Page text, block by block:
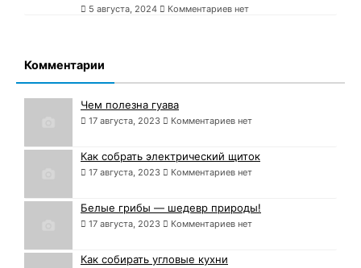
5 августа, 2024 Комментариев нет
Комментарии
Чем полезна гуава
17 августа, 2023 Комментариев нет
Как собрать электрический щиток
17 августа, 2023 Комментариев нет
Белые грибы — шедевр природы!
17 августа, 2023 Комментариев нет
Как собирать угловые кухни